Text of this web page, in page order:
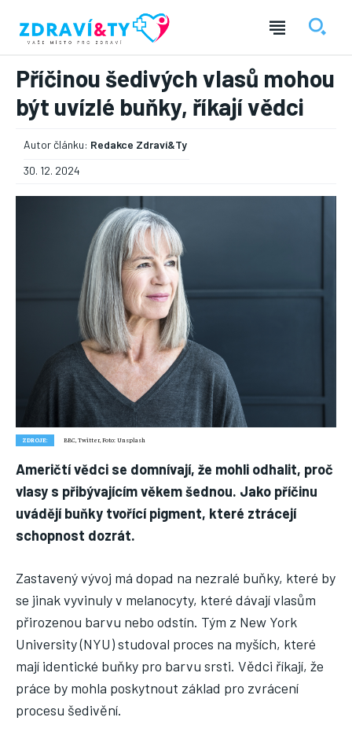
― REKLAMA ―
Nic není tak důležité, jako vaše zdraví.
Náš web nabízí komplexní informace a rady pro zdravý životní
styl, zahrnující nejnovější poznatky o různých onemocněních,
přínosné zdravotní praktiky, techniky jógy a rady pro
vyváženou stravu.
ZDRAVÍ
DĚTI
ONEMOCNĚNÍ
FITNESS
HUBNUTÍ
JÓGA
Příčinou šedivých vlasů mohou
být uvízlé buňky, říkají vědci
Autor článku: Redakce Zdraví&Ty
30. 12. 2024
ZDROJE: BBC, Twitter, Foto: Unsplash
Američtí vědci se domnívají, že mohli odhalit, proč
vlasy s přibývajícím věkem šednou. Jako příčinu
uvádějí buňky tvořící pigment, které ztrácejí
schopnost dozrát.
Zastavený vývoj má dopad na nezralé buňky, které by
se jinak vyvinuly v melanocyty, které dávají vlasům
přirozenou barvu nebo odstín. Tým z New York
University (NYU) studoval proces na myších, které
mají identické buňky pro barvu srsti. Vědci říkají, že
práce by mohla poskytnout základ pro zvrácení
procesu šedivění.